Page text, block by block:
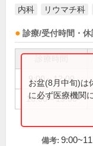
内科 リウマチ科
診療/受付時間・休
9:00～12:00
16:00～19:00
お盆(8月中旬)は
に必ず医療機関
備考: